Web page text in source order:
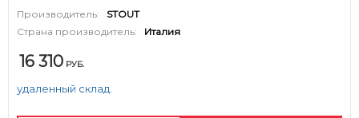
Производитель:
STOUT
Страна производитель:
Италия
16 310 РУБ.
удаленный склад.